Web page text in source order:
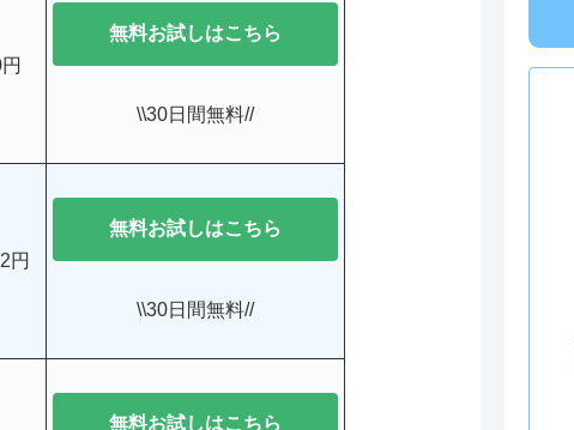
無料お試しはこちら
\\30日間無料//
円
無料お試しはこちら
\\30日間無料//
無料お試しはこちら